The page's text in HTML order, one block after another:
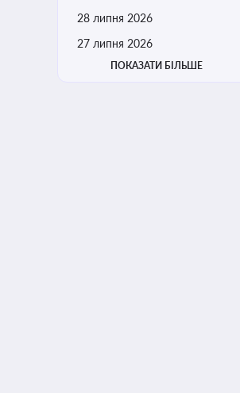
28 липня 2026
27 липня 2026
ПОКАЗАТИ БІЛЬШЕ